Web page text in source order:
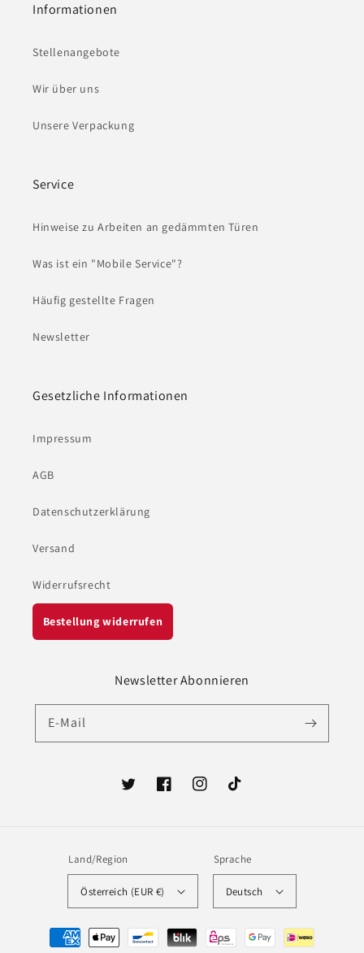
Informationen
Stellenangebote
Wir über uns
Unsere Verpackung
Service
Hinweise zu Arbeiten an gedämmten Türen
Was ist ein "Mobile Service"?
Häufig gestellte Fragen
Newsletter
Gesetzliche Informationen
Impressum
AGB
Datenschutzerklärung
Versand
Widerrufsrecht
Bestellung widerrufen
Newsletter Abonnieren
E-Mail
TwitterFacebookInstagramTikTok
Land/Region
Österreich (EUR €)
Sprache
Deutsch
Zahlungsmethoden